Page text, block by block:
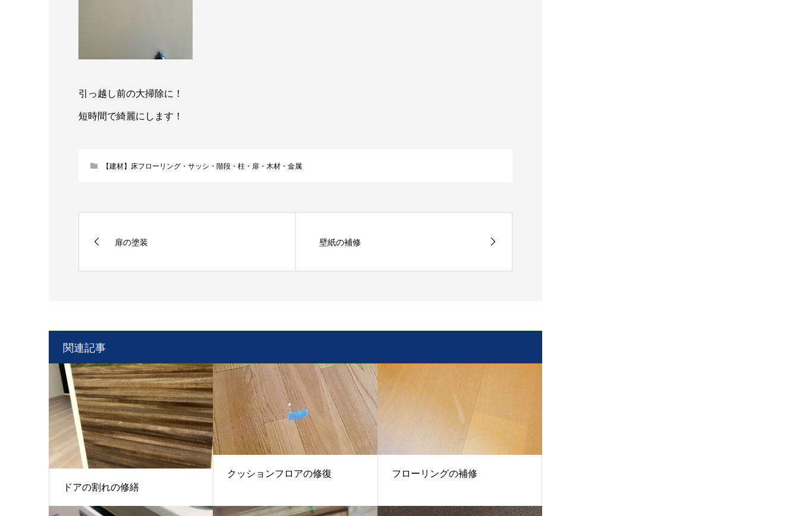
引っ越し前の大掃除に！
短時間で綺麗にします！
【建材】床フローリング・サッシ・階段・柱・扉・木材・金属
扉の塗装 壁紙の補修
関連記事
ドアの割れの修繕
クッションフロアの修復 フローリングの補修